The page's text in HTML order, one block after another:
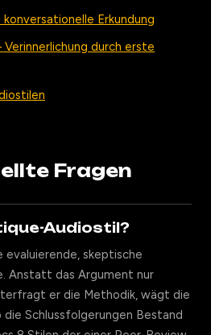
Erkundung
durch erste
Fragen
Audiostil?
skeptische
Anstatt das Argument nur
er die Methodik, wägt die
Schlussfolgerungen Bestand